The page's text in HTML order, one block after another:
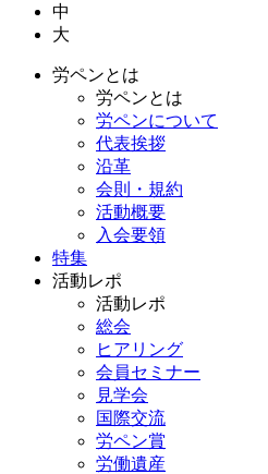
中
大
労ペンとは
労ペンとは
労ペンについて
代表挨拶
沿革
会則・規約
活動概要
入会要領
特集
活動レポ
活動レポ
総会
ヒアリング
会員セミナー
見学会
国際交流
労ペン賞
労働遺産